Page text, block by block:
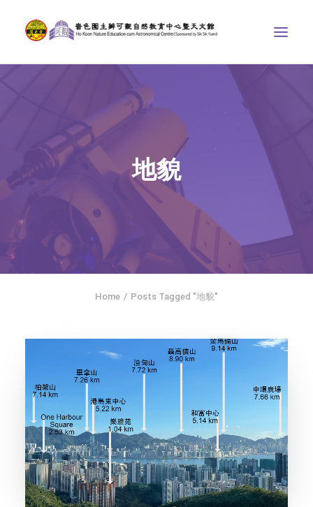
博物天地
比賽/專題計劃
SEARCH
社交平台
地貌
Home Posts Tagged "地貌"